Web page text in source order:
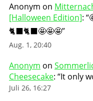
Anonym on
[Halloween Edition]: “
🐈‍⬛🐈‍⬛🤩🤩🤩”
Aug. 1, 20:40
Anonym on
Cheesecake: “It only
Juli 26, 16:27